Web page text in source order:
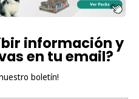
información y
en tu email?
boletín!